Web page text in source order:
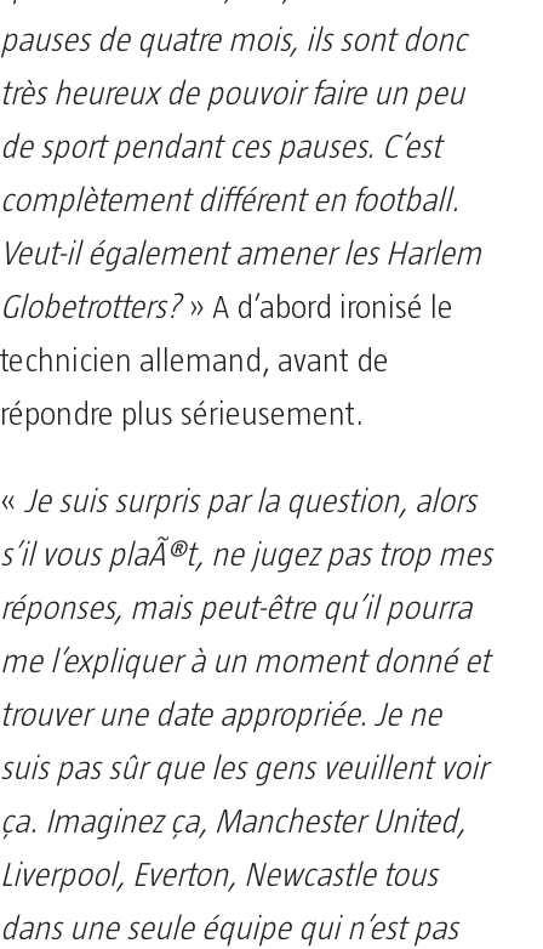
pauses de quatre mois, ils sont donc
très heureux de pouvoir faire un peu
de sport pendant ces pauses. C’est
complètement différent en football.
Veut-il également amener les Harlem
Globetrotters?» A d’abord ironisé le
technicien allemand, avant de
répondre plus sérieusement.
« Je suis surpris par la question, alors
s’il vous plaÃ®t, ne jugez pas trop mes
réponses, mais peut-être qu’il pourra
me l’expliquer à un moment donné et
trouver une date appropriée. Je ne
suis pas sûr que les gens veuillent voir
ça. Imaginez ça, Manchester United,
Liverpool, Everton, Newcastle tous
dans une seule équipe qui n’est pas